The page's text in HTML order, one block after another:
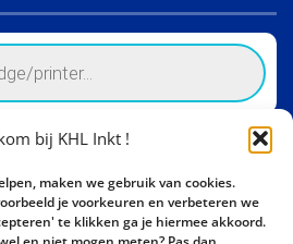
bij KHL Inkt !
maken we gebruik van cookies.
je voorkeuren en verbeteren we
te klikken ga je hiermee akkoord.
Kempische Steenweg 274